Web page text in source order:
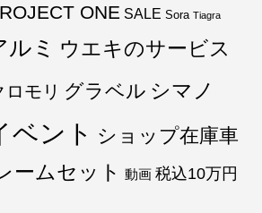
ONE SALE Sora Tiagra
ルミ ウエキのサービス
ロモリ グラベル シマノ
ベント ショップ在庫車
ームセット 動画 税込10万円